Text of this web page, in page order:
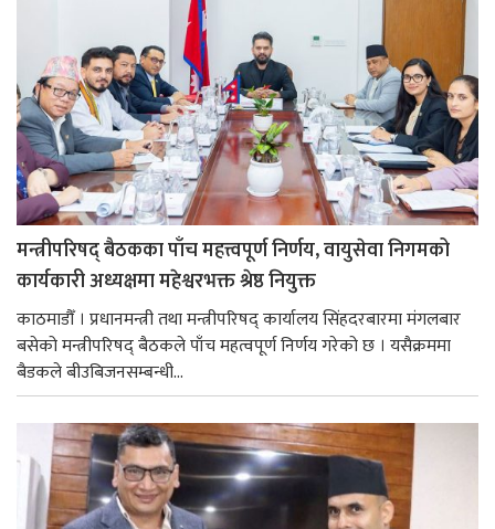
मन्त्रीपरिषद् बैठकका पाँच महत्त्वपूर्ण निर्णय, वायुसेवा निगमको
कार्यकारी अध्यक्षमा महेश्वरभक्त श्रेष्ठ नियुक्त
काठमाडौँ । प्रधानमन्त्री तथा मन्त्रीपरिषद् कार्यालय सिंहदरबारमा मंगलबार
बसेको मन्त्रीपरिषद् बैठकले पाँच महत्वपूर्ण निर्णय गरेको छ । यसैक्रममा
बैडकले बीउबिजनसम्बन्धी...